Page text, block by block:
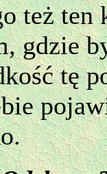
też ten
gdzie
tę